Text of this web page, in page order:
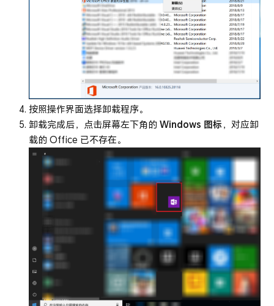
按照操作界面选择卸载程序。
卸载完成后，点击屏幕左下角的Windows 图标 ，对应卸
载的 Office 已不存在。